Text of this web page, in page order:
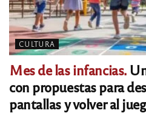
CULTURA
Mes de las infancias.
con propuestas para
pantallas y volver al